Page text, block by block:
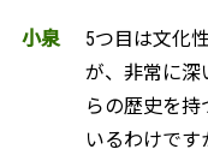
小泉
5つ目は文化
が、非常に深
らの歴史を持
いるわけで